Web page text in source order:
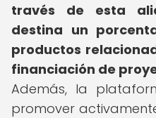
través de esta
destina un
productos
financiación de
Además, la
promover